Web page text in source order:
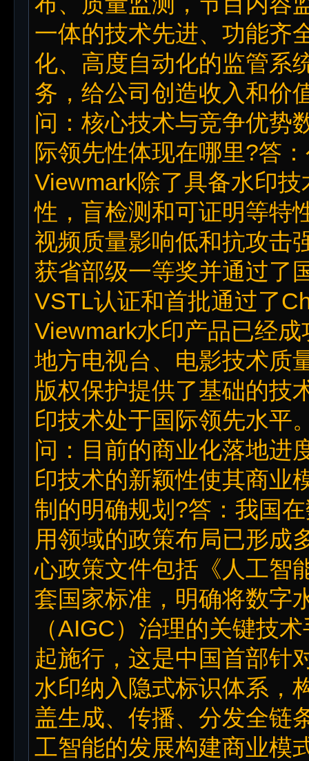
一体的技术先进、功能齐
化、高度自动化的监管系
务，给公司创造收入和价
问：核心技术与竞争优势
际领先性体现在哪里?答
Viewmark除了具备水印
性，盲检测和可证明等特
视频质量影响低和抗攻击
获省部级一等奖并通过了
VSTL认证和首批通过了
Viewmark水印产品已经
地方电视台、电影技术质
版权保护提供了基础的技
印技术处于国际领先水平
问：目前的商业化落地进
印技术的新颖性使其商业
制的明确规划?答：我国
用领域的政策布局已形成
心政策文件包括《人工智
套国家标准，明确将数字
（AIGC）治理的关键技
起施行，这是中国首部针
水印纳入隐式标识体系，
盖生成、传播、分发全链
工智能的发展构建商业模